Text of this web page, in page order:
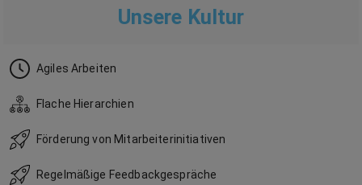
Unsere Kultur
Agiles Arbeiten
Flache Hierarchien
Förderung von Mitarbeiterinitiativen
Regelmäßige Feedbackgespräche